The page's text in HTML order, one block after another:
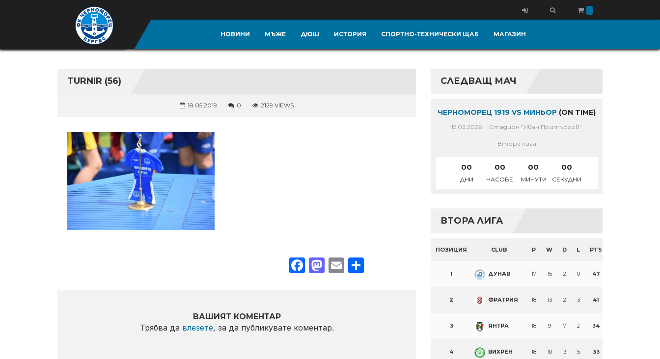
НОВИНИ МЪЖЕ ДЮШ ИСТОРИЯ СПОРТНО-ТЕХНИЧЕСКИ ЩАБ МАГАЗИН
TURNIR (56)
18.05.2019 0 2129 VIEWS
Facebook
Mastodon
EmailShare
ВАШИЯТ КОМЕНТАР
Трябва да влезете, за да публикувате коментар.
СЛЕДВАЩ МАЧ
ЧЕРНОМОРЕЦ 1919 VS МИНЬОР (ON TIME)
15.02.2026 Стадион "Иван Притъргов"
Втора лига
00
ДНИ
00
ЧАСОВЕ
00
МИНУТИ
00
СЕКУДНИ
ВТОРА ЛИГА
ПОЗИЦИЯ CLUB P W D L PTS
1 ДУНАВ 17 15 2 0 47
2 ФРАТРИЯ 18 13 2 3 41
3 ЯНТРА 18 9 7 2 34
4 ВИХРЕН 18 10 3 5 33